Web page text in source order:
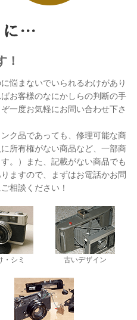
！
悩まないでいられるわけがあり
お客様のなにかしらの判断の手
一度お気軽にお問い合わせ下さ
ク品であっても、修理可能な商
所有権がない商品など、一部商
。）また、記載がない商品でも
ますので、まずはお電話かお問
相談ください！
・シミ 古いデザイン